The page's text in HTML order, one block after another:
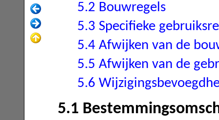
5.2 Bouwregels
5.3 Specifieke
5.4 Afwijken van de
5.5 Afwijken van de
5.6
5.1